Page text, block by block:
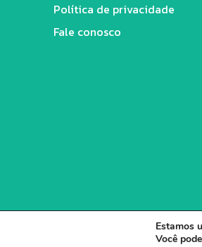
Política de privacidade
Fale conosco
Estamos
Você